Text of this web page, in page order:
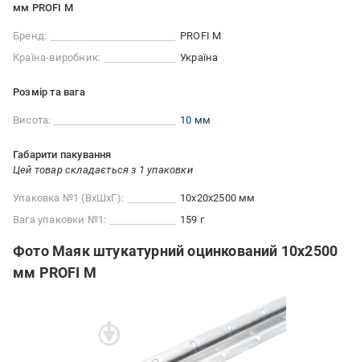
мм PROFI M
Бренд:
PROFI M
Країна-виробник:
Україна
Розмір та вага
Висота: 10 мм
Габарити пакування
Цей товар складається з 1 упаковки
Упаковка №1 (ВхШхГ):
10x20x2500 мм
Вага упаковки №1:
159 г
Фото Маяк штукатурний оцинкований 10x2500
мм PROFI M